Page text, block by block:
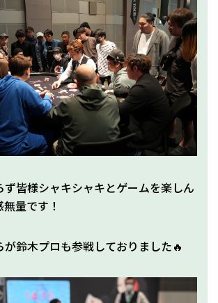
ず皆様シャキシャキとゲームを楽しん
量です！
が鈴木プロも参戦しておりました🔥